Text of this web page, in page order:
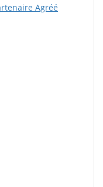
Agréé